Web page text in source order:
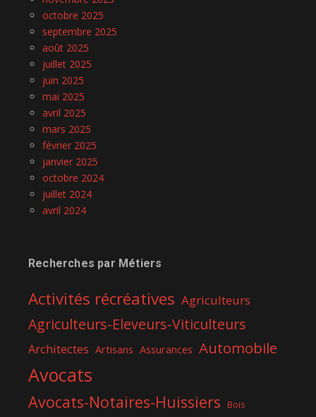
octobre 2025
septembre 2025
août 2025
juillet 2025
juin 2025
mai 2025
avril 2025
mars 2025
février 2025
janvier 2025
octobre 2024
juillet 2024
avril 2024
Recherches par Métiers
Activités récréatives Agriculteurs
Agriculteurs-Eleveurs-Viticulteurs
Architectes Artisans Assurances Automobile
Avocats
Avocats-Notaires-Huissiers Bois